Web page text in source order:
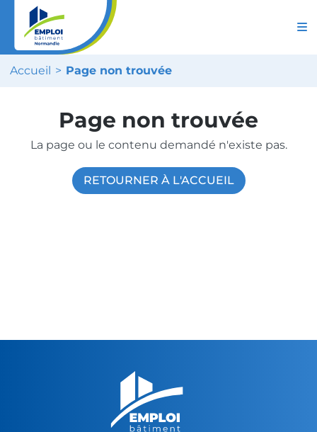
Accueil Page non trouvée
Page non trouvée
La page ou le contenu demandé n'existe pas.
RETOURNER À L'ACCUEIL